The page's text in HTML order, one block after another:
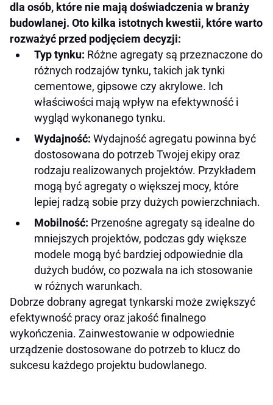
dla osób, które nie mają doświadczenia w branży
budowlanej. Oto kilka istotnych kwestii, które warto
rozważyć przed podjęciem decyzji:
Typ tynku: Różne agregaty są przeznaczone do
różnych rodzajów tynku, takich jak tynki
cementowe, gipsowe czy akrylowe. Ich
właściwości mają wpływ na efektywność i
wygląd wykonanego tynku.
Wydajność: Wydajność agregatu powinna być
dostosowana do potrzeb Twojej ekipy oraz
rodzaju realizowanych projektów. Przykładem
mogą być agregaty o większej mocy, które
lepiej radzą sobie przy dużych powierzchniach.
Mobilność: Przenośne agregaty są idealne do
mniejszych projektów, podczas gdy większe
modele mogą być bardziej odpowiednie dla
dużych budów, co pozwala na ich stosowanie
w różnych warunkach.
Dobrze dobrany agregat tynkarski może zwiększyć
efektywność pracy oraz jakość finalnego
wykończenia. Zainwestowanie w odpowiednie
urządzenie dostosowane do potrzeb to klucz do
sukcesu każdego projektu budowlanego.